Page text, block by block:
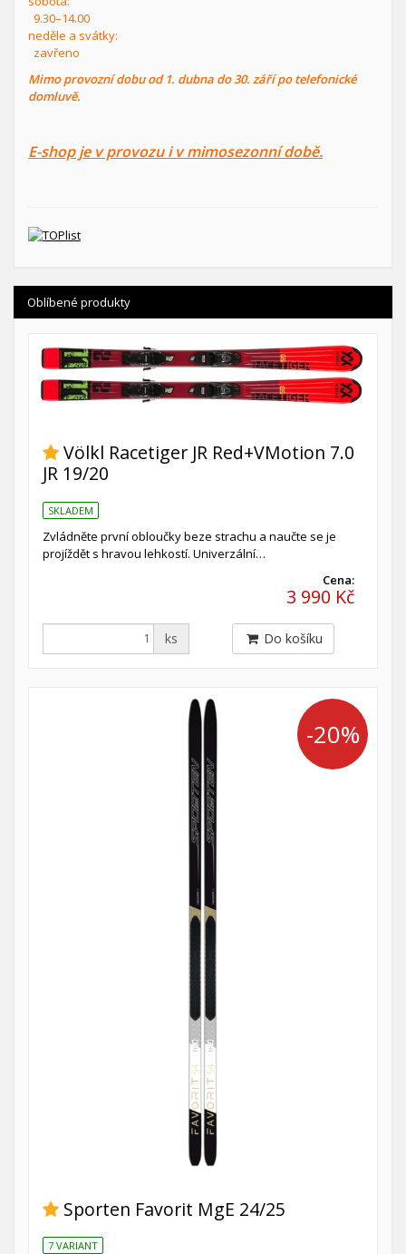
9.30–14.00
neděle a svátky:
zavřeno
Mimo provozní dobu od 1. dubna do 30. září po telefonické
domluvě.
E-shop je v provozu i v mimosezonní době.
Oblíbené produkty
Völkl Racetiger JR Red+VMotion 7.0
JR 19/20
SKLADEM
Zvládněte první obloučky beze strachu a naučte se je
projíždět s hravou lehkostí. Univerzální…
Cena:
3 990 Kč
ks Do košíku
-20%
Sporten Favorit MgE 24/25
7 VARIANT